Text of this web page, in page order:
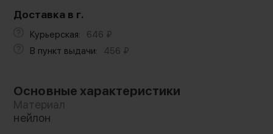
Доставка в г.
Курьерская: 646 ₽
В пункт выдачи:
456 ₽
Основные характеристики
Материал
нейлон